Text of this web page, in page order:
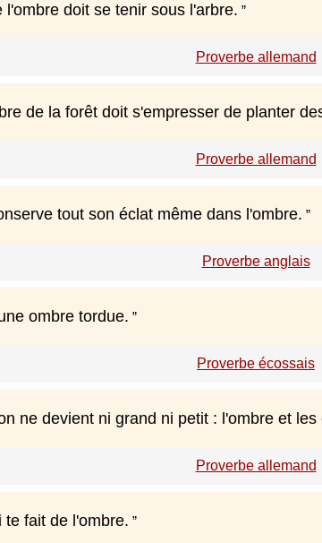
doit se tenir sous l'arbre.
Proverbe allemand
de la forêt doit s'empresser de planter
Proverbe allemand
tout son éclat même dans l'ombre.
Proverbe anglais
ombre tordue.
Proverbe écossais
ne devient ni grand ni petit : l'ombre et les
Proverbe allemand
te fait de l'ombre.